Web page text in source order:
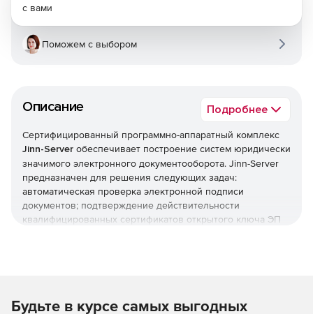
Описание Подробнее
Сертифицированный программно-аппаратный комплекс
Jinn-Server обеспечивает построение систем юридически
значимого электронного документооборота. Jinn-Server
предназначен для решения следующих задач:
автоматическая проверка электронной подписи
документов; подтверждение действительности
квалифицированных сертификатов открытого ключа ЭП
с вами
Поможем с выбором
Будьте в курсе самых выгодных